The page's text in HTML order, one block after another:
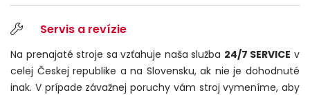
Servis a revízie
Na prenajaté stroje sa vzťahuje naša služba 24/7 SERVICE v
celej Českej republike a na Slovensku, ak nie je dohodnuté
inak. V prípade závažnej poruchy vám stroj vymeníme, aby